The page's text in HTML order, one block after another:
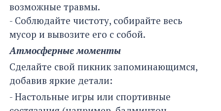
возможные травмы.
- Соблюдайте чистоту, собирайте весь
мусор и вывозите его с собой.
Атмосферные моменты
Сделайте свой пикник запоминающимся,
добавив яркие детали:
- Настольные игры или спортивные